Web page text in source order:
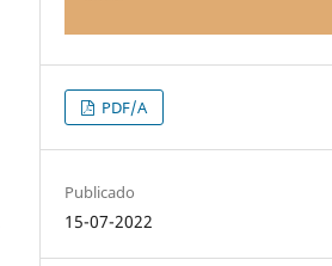
PDF/A
Publicado
15-07-2022